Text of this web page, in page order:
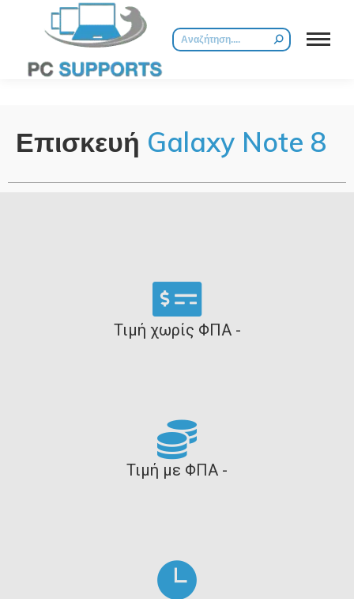
Επισκευή Galaxy Note 8
Τιμή χωρίς ΦΠΑ -
Τιμή με ΦΠΑ -